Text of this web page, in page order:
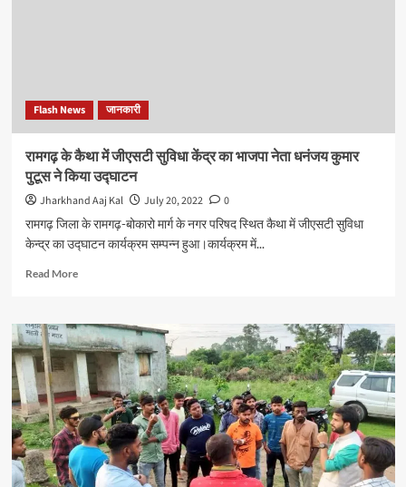
आज
आरंभ
Flash News जानकारी
रामगढ़ के कैथा में जीएसटी सुविधा केंद्र का भाजपा नेता धनंजय कुमार
पुटूस ने किया उद्घाटन
Jharkhand Aaj Kal July 20, 2022
0
रामगढ़ जिला के रामगढ़-बोकारो मार्ग के नगर परिषद स्थित कैथा में जीएसटी सुविधा
केन्द्र का उद्घाटन कार्यक्रम सम्पन्न हुआ।कार्यक्रम में...
Read MoreRead
रामगढ़
के
कैथा
में
जीएसटी
सुविधा
केंद्र
का
भाजपा
नेता